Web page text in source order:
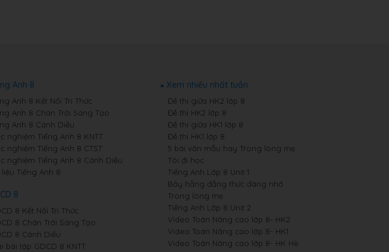
Anh 8
Anh 8 Kết Nối Tri Thức
Anh 8 Chân Trời Sáng Tạo
Anh 8 Cánh Diều
nghiệm Tiếng Anh 8 KNTT
nghiệm Tiếng Anh 8 CTST
nghiệm Tiếng Anh 8 Cánh Diều
liệu Tiếng Anh 8
8
8 Kết Nối Tri Thức
8 Chân Trời Sáng Tạo
8 Cánh Diều
bài tập GDCD 8 KNTT
Xem nhiều nhất tuần
Đề thi giữa HK2 lớp 8
Đề thi HK2 lớp 8
Đề thi giữa HK1 lớp 8
Đề thi HK1 lớp 8
5 bài văn mẫu hay Trong lòng mẹ
Tôi đi học
Tiếng Anh Lớp 8 Unit 1
Bảy hằng đẳng thức đáng nhớ
Trong lòng mẹ
Tiếng Anh Lớp 8 Unit 2
Video Toán Nâng cao lớp 8- HK2
Video Toán Nâng cao lớp 8- HK1
Video Toán Nâng cao lớp 8- HK Hè